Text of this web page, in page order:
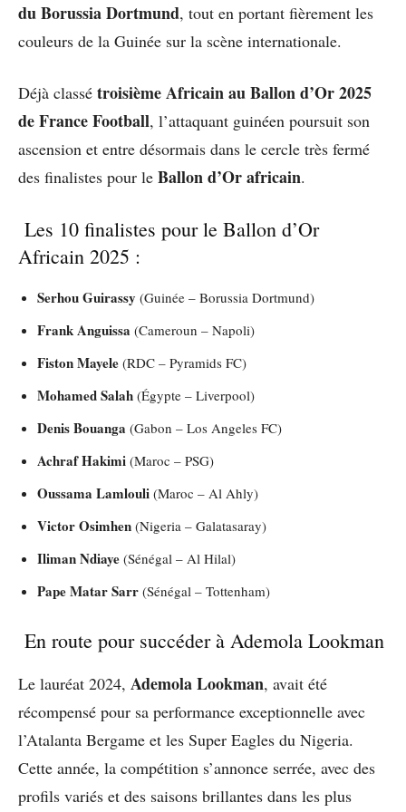
du Borussia Dortmund, tout en portant fièrement les
couleurs de la Guinée sur la scène internationale.
Déjà classé troisième Africain au Ballon d’Or 2025
de France Football, l’attaquant guinéen poursuit son
ascension et entre désormais dans le cercle très fermé
des finalistes pour le Ballon d’Or africain.
Les 10 finalistes pour le Ballon d’Or
Africain 2025 :
Serhou Guirassy (Guinée – Borussia Dortmund)
Frank Anguissa (Cameroun – Napoli)
Fiston Mayele (RDC – Pyramids FC)
Mohamed Salah (Égypte – Liverpool)
Denis Bouanga (Gabon – Los Angeles FC)
Achraf Hakimi (Maroc – PSG)
Oussama Lamlouli (Maroc – Al Ahly)
Victor Osimhen (Nigeria – Galatasaray)
Iliman Ndiaye (Sénégal – Al Hilal)
Pape Matar Sarr (Sénégal – Tottenham)
En route pour succéder à Ademola Lookman
Le lauréat 2024, Ademola Lookman, avait été
récompensé pour sa performance exceptionnelle avec
l’Atalanta Bergame et les Super Eagles du Nigeria.
Cette année, la compétition s’annonce serrée, avec des
profils variés et des saisons brillantes dans les plus